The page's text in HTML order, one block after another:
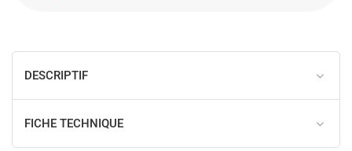
DESCRIPTIF
FICHE TECHNIQUE